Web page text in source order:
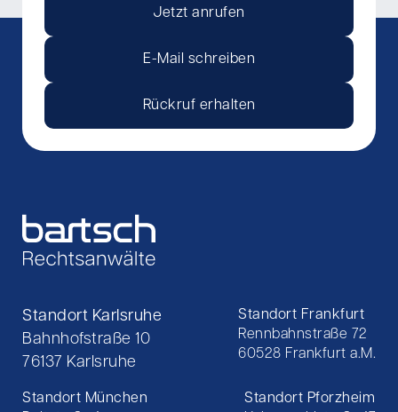
Jetzt anrufen
E-Mail schreiben
Rückruf erhalten
Standort Karlsruhe
Bahnhofstraße 10
76137 Karlsruhe
Standort Frankfurt
Rennbahnstraße 72
60528 Frankfurt a.M.
Standort München
Standort Pforzheim